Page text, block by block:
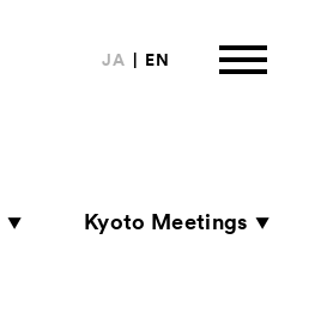
JA EN
Kyoto Meetings